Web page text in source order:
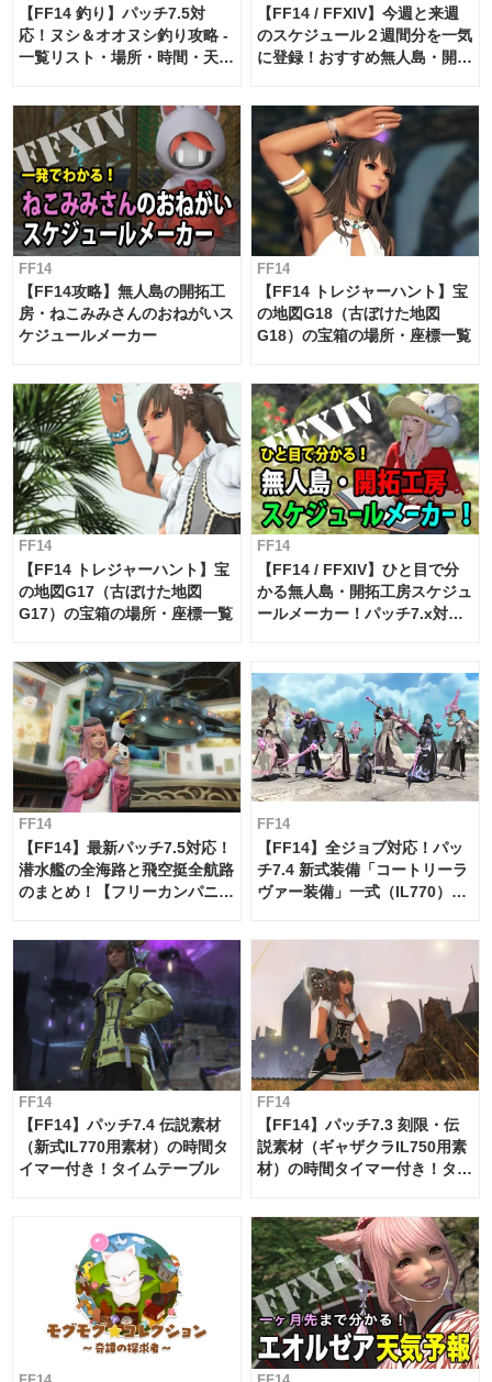
【FF14 釣り】パッチ7.5対
応！ヌシ＆オオヌシ釣り攻略 -
一覧リスト・場所・時間・天
【FF14 / FFXIV】今週と来週
のスケジュール２週間分を一気
に登録！おすすめ無人島・開拓
FF14
【FF14攻略】無人島の開拓工
房・ねこみみさんのおねがいス
ケジュールメーカー
FF14
【FF14 トレジャーハント】宝
の地図G18（古ぼけた地図
G18）の宝箱の場所・座標一覧
FF14
【FF14 トレジャーハント】宝
の地図G17（古ぼけた地図
G17）の宝箱の場所・座標一覧
FF14
【FF14 / FFXIV】ひと目で分
かる無人島・開拓工房スケジュ
ールメーカー！パッチ7.x対応
FF14
【FF14】最新パッチ7.5対応！
潜水艦の全海路と飛空挺全航路
のまとめ！【フリーカンパニ
FF14
【FF14】全ジョブ対応！パッ
チ7.4 新式装備「コートリーラ
ヴァー装備」一式（IL770）の
FF14
【FF14】パッチ7.4 伝説素材
（新式IL770用素材）の時間タ
イマー付き！タイムテーブル
FF14
【FF14】パッチ7.3 刻限・伝
説素材（ギャザクラIL750用素
材）の時間タイマー付き！タイ